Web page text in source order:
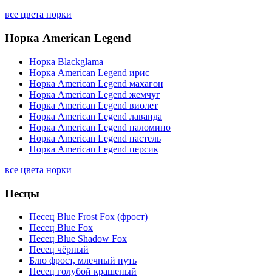
все цвета норки
Норка American Legend
Норка Blackglama
Норка American Legend ирис
Норка American Legend махагон
Норка American Legend жемчуг
Норка American Legend виолет
Норка American Legend лаванда
Норка American Legend паломино
Норка American Legend пастель
Норка American Legend персик
все цвета норки
Песцы
Песец Blue Frost Fox (фрост)
Песец Blue Fox
Песец Blue Shadow Fox
Песец чёрный
Блю фрост, млечный путь
Песец голубой крашеный